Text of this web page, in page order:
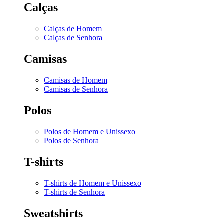
Calças
Calças de Homem
Calças de Senhora
Camisas
Camisas de Homem
Camisas de Senhora
Polos
Polos de Homem e Unissexo
Polos de Senhora
T-shirts
T-shirts de Homem e Unissexo
T-shirts de Senhora
Sweatshirts